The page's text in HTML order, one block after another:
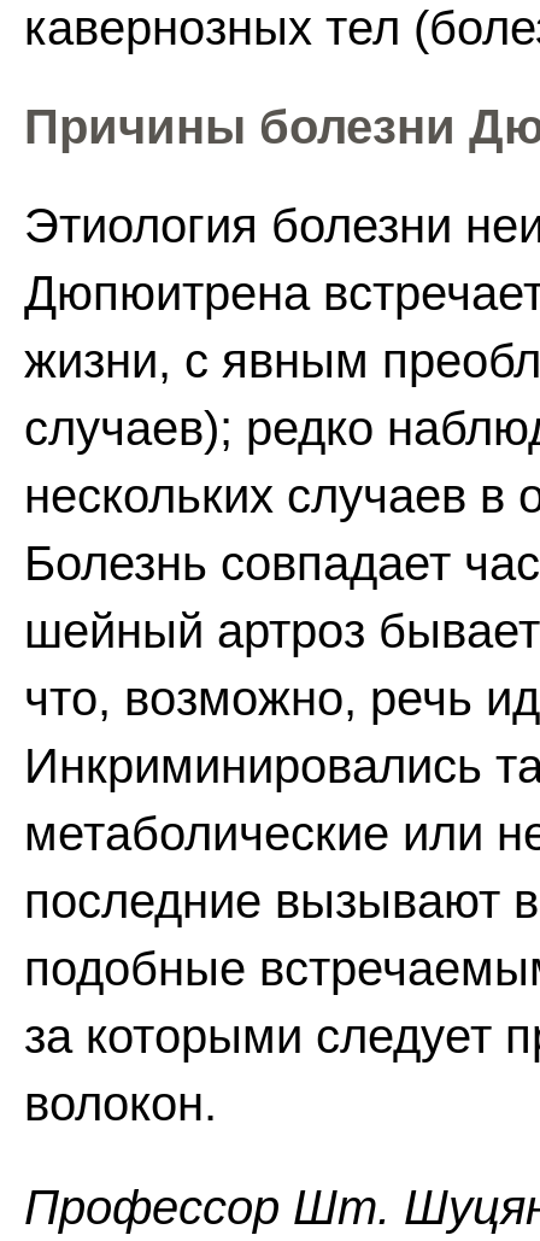
кавернозных тел
Причины болезни
Этиология болезни
Дюпюитрена
жизни, с явным
случаев); редко
нескольких случаев
Болезнь совпадает
шейный артроз
что, возможно, речь
Инкриминировались
метаболические или
последние вызывают
подобные
за которыми следует
волокон.
Профессор Шт.